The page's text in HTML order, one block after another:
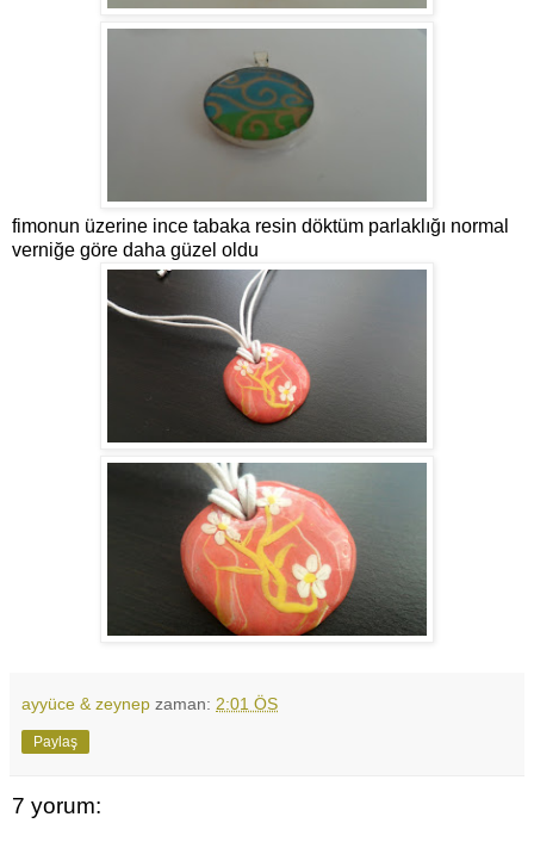
fimonun üzerine ince tabaka resin döktüm parlaklığı normal
verniğe göre daha güzel oldu
ayyüce & zeynep zaman: 2:01 ÖS
Paylaş
7 yorum: